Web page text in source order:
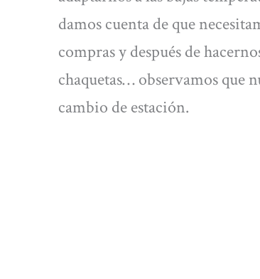
damos cuenta de que
compras y después de
chaquetas… observamos que
cambio de estación.